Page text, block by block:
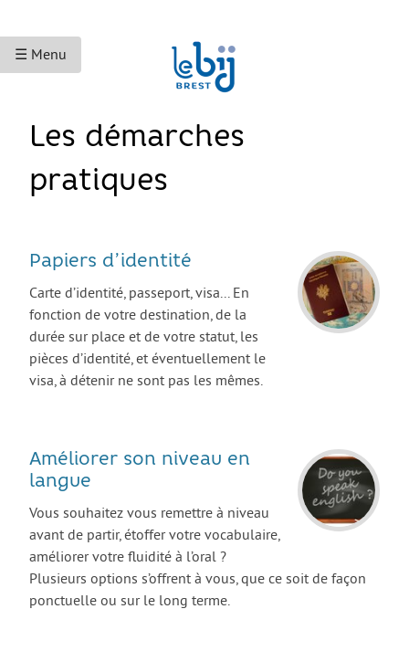
☰ Menu
ACCUEIL
ACCÈS AUX DROITS
Droits sociaux et services
Se déplacer
Droits du travail
Accès aux soins
Accès aux droits et à la justice
Agir au quotidien
Etre bénévole ou volontaire
Créer mon projet
Créer mon entreprise
EMPLOI
Les démarches
pratiques
Papiers d’identité
Carte d’identité, passeport, visa... En
fonction de votre destination, de la
durée sur place et de votre statut, les
pièces d’identité, et éventuellement le
visa, à détenir ne sont pas les mêmes.
Améliorer son niveau en
langue
Vous souhaitez vous remettre à niveau
avant de partir, étoffer votre vocabulaire,
améliorer votre fluidité à l’oral ?
Plusieurs options s’offrent à vous, que ce soit de façon
ponctuelle ou sur le long terme.